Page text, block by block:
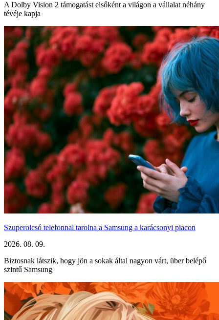
A Dolby Vision 2 támogatást elsőként a világon a vállalat néhány
tévéje kapja
Szuperolcsó telefonnal tarolna a Samsung a karácsonyi piacon
2026. 08. 09.
Biztosnak látszik, hogy jön a sokak által nagyon várt, über belépő
szintű Samsung